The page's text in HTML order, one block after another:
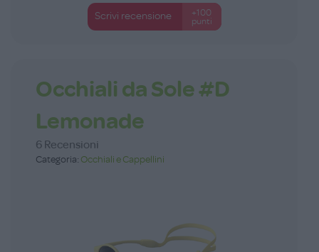
Scrivi recensione
+100
punti
Occhiali da Sole #D
Lemonade
6 Recensioni
Categoria: Occhiali e Cappellini